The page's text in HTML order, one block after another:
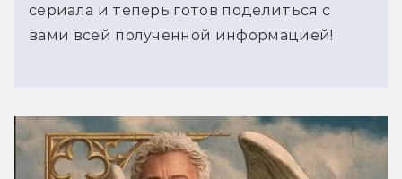
сериала и теперь готов поделиться с
вами всей полученной информацией!